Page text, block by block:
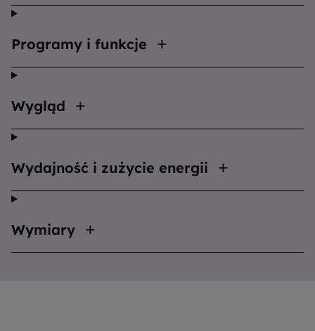
Programy i funkcje
Wygląd
Wydajność i zużycie energii
Wymiary